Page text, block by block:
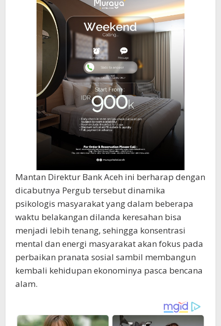
Mantan Direktur Bank Aceh ini berharap dengan
dicabutnya Pergub tersebut dinamika
psikologis masyarakat yang dalam beberapa
waktu belakangan dilanda keresahan bisa
menjadi lebih tenang, sehingga konsentrasi
mental dan energi masyarakat akan fokus pada
perbaikan pranata sosial sambil membangun
kembali kehidupan ekonominya pasca bencana
alam.